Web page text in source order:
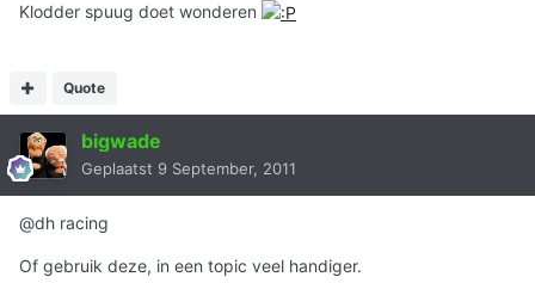
Klodder spuug doet wonderen
Quote
bigwade
Geplaatst 9 September, 2011
@dh racing
Of gebruik deze, in een topic veel handiger.